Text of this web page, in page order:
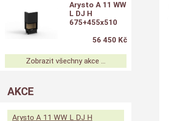
Arysto A 11 WW
L DJ H
675+455x510
56 450 Kč
Zobrazit všechny akce ...
AKCE
Arysto A 11 WW L DJ H